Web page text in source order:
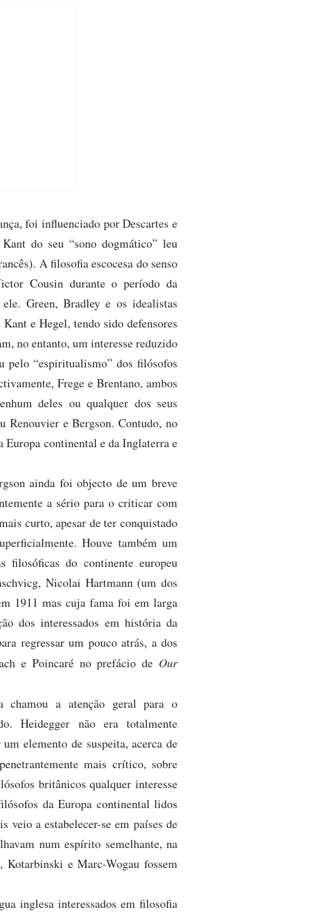
foi influenciado por Descartes e
do seu “sono dogmático” leu
A filosofia escocesa do senso
Cousin durante o período da
Green, Bradley e os idealistas
e Hegel, tendo sido defensores
no entanto, um interesse reduzido
pelo “espiritualismo” dos filósofos
Frege e Brentano, ambos
deles ou qualquer dos seus
Renouvier e Bergson. Contudo, no
continental e da Inglaterra e
ainda foi objecto de um breve
a sério para o criticar com
curto, apesar de ter conquistado
Houve também um
filosóficas do continente europeu
Nicolai Hartmann (um dos
1911 mas cuja fama foi em larga
dos interessados em história da
regressar um pouco atrás, a dos
e Poincaré no prefácio de Our
chamou a atenção geral para o
Heidegger não era totalmente
elemento de suspeita, acerca de
mais crítico, sobre
britânicos qualquer interesse
da Europa continental lidos
veio a estabelecer-se em países de
num espírito semelhante, na
Kotarbinski e Marc-Wogau fossem
inglesa interessados em filosofia